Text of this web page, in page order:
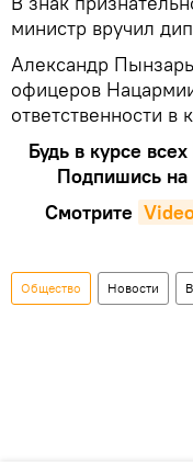
министр вручил
Александр
офицеров
ответственности в
Будь в курсе всех
Подпишись на
Смотрите
Общество Новости